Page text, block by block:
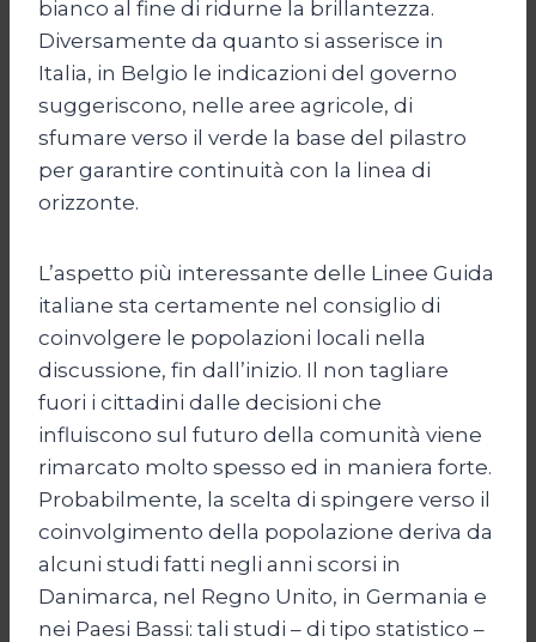
bianco al fine di ridurne la brillantezza.
Diversamente da quanto si asserisce in
Italia, in Belgio le indicazioni del governo
suggeriscono, nelle aree agricole, di
sfumare verso il verde la base del pilastro
per garantire continuità con la linea di
orizzonte.
L’aspetto più interessante delle Linee Guida
italiane sta certamente nel consiglio di
coinvolgere le popolazioni locali nella
discussione, fin dall’inizio. Il non tagliare
fuori i cittadini dalle decisioni che
influiscono sul futuro della comunità viene
rimarcato molto spesso ed in maniera forte.
Probabilmente, la scelta di spingere verso il
coinvolgimento della popolazione deriva da
alcuni studi fatti negli anni scorsi in
Danimarca, nel Regno Unito, in Germania e
nei Paesi Bassi: tali studi – di tipo statistico –